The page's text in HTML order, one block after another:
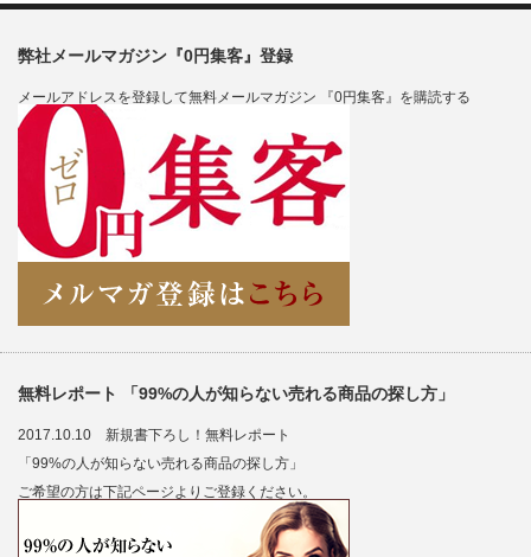
弊社メールマガジン『0円集客』登録
メールアドレスを登録して無料メールマガジン 『0円集客』を購読する
無料レポート 「99%の人が知らない売れる商品の探し方」
2017.10.10 新規書下ろし！無料レポート
「99%の人が知らない売れる商品の探し方」
ご希望の方は下記ページよりご登録ください。